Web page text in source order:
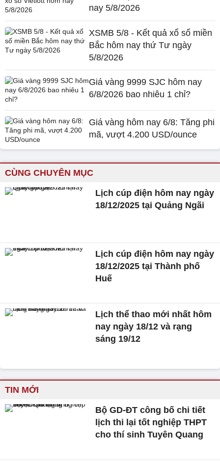
nay 5/8/2026
XSMB 5/8 - Kết quả xổ số miền
Bắc hôm nay thứ Tư ngày
5/8/2026
Giá vàng 9999 SJC hôm nay
6/8/2026 bao nhiêu 1 chỉ?
Giá vàng hôm nay 6/8: Tăng phi
mã, vượt 4.200 USD/ounce
CÙNG CHUYÊN MỤC
Lịch cúp điện hôm nay ngày
18/12/2025 tại Quảng Ngãi
Lịch cúp điện hôm nay ngày
18/12/2025 tại Thành phố
Huế
Lịch thể thao mới nhất hôm
nay ngày 18/12 và rạng
sáng 19/12
TIN MỚI
Bộ GD-ĐT công bố chi tiết
lịch thi lại tốt nghiệp THPT
cho thí sinh Tuyên Quang